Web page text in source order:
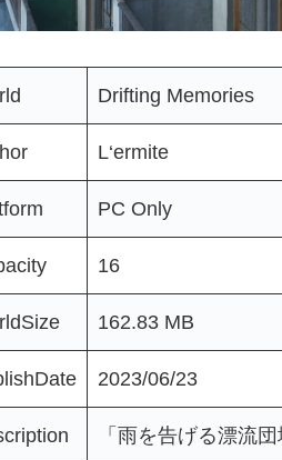
Drifting Memories
L‘ermite
PC Only
16
162.83 MB
2023/06/23
「雨を告げる漂流